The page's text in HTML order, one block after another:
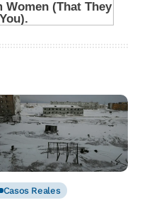
Casos Reales